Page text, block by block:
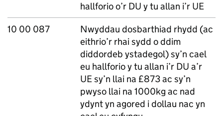
hallforio o’r DU y tu allan i’r UE
10 00 087
Nwyddau dosbarthiad rhydd (ac
eithrio’r rhai sydd o ddim
diddordeb ystadegol) sy’n cael
eu hallforio y tu allan i’r DU a’r
UE sy’n llai na £873 ac sy’n
pwyso llai na 1000kg ac nad
ydynt yn agored i dollau nac yn